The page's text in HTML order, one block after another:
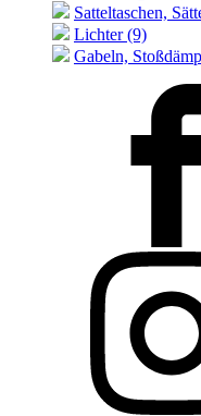
Satteltaschen,
Lichter (9)
Gabeln,